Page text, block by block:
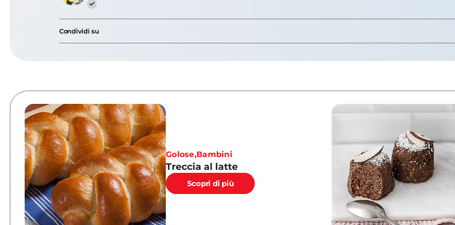
Condividi su
Golose,Bambini
Treccia al latte
Scopri di più